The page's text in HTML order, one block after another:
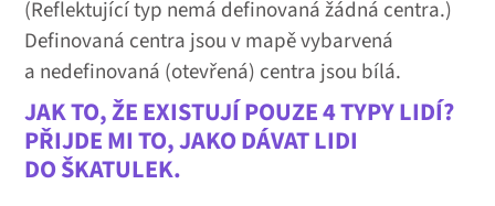
(Reflektující typ nemá definovaná žádná centra.)
Definovaná centra jsou v mapě vybarvená
a nedefinovaná (otevřená) centra jsou bílá.
JAK TO, ŽE EXISTUJÍ POUZE 4 TYPY LIDÍ?
PŘIJDE MI TO, JAKO DÁVAT LIDI
DO ŠKATULEK.